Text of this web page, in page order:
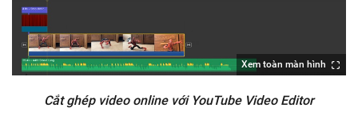
Xem toàn màn hình
Cắt ghép video online với YouTube Video Editor